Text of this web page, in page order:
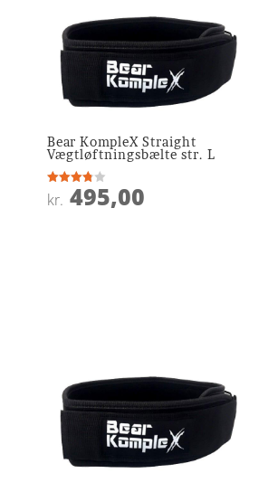
Bear KompleX Straight
Vægtløftningsbælte str. L
Vurderet
3.8
kr. 495,00